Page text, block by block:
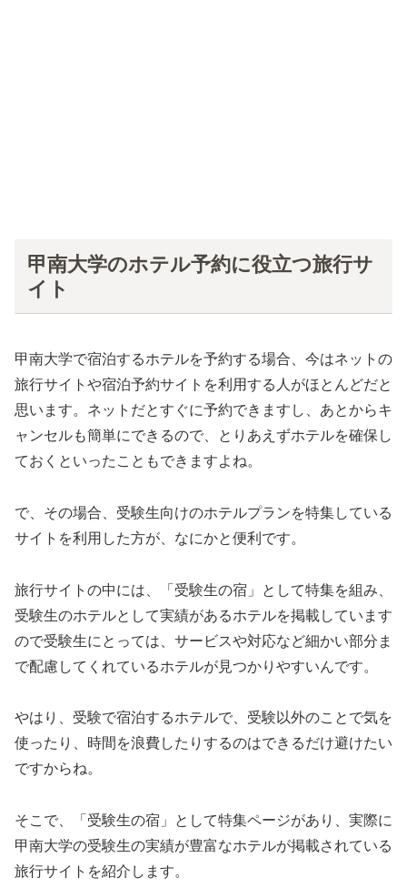
甲南大学のホテル予約に役立つ旅行サ
イト
甲南大学で宿泊するホテルを予約する場合、今はネットの
旅行サイトや宿泊予約サイトを利用する人がほとんどだと
思います。ネットだとすぐに予約できますし、あとからキ
ャンセルも簡単にできるので、とりあえずホテルを確保し
ておくといったこともできますよね。
で、その場合、受験生向けのホテルプランを特集している
サイトを利用した方が、なにかと便利です。
旅行サイトの中には、「受験生の宿」として特集を組み、
受験生のホテルとして実績があるホテルを掲載しています
ので受験生にとっては、サービスや対応など細かい部分ま
で配慮してくれているホテルが見つかりやすいんです。
やはり、受験で宿泊するホテルで、受験以外のことで気を
使ったり、時間を浪費したりするのはできるだけ避けたい
ですからね。
そこで、「受験生の宿」として特集ページがあり、実際に
甲南大学の受験生の実績が豊富なホテルが掲載されている
旅行サイトを紹介します。